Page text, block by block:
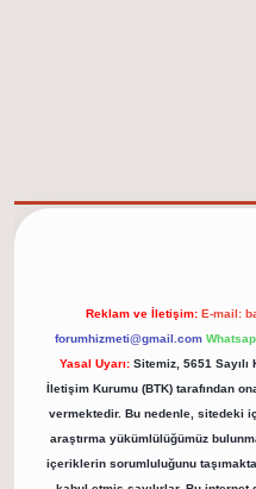
Reklam ve İletişim: E-mail:
forumhizmeti@gmail.com
Yasal Uyarı: Sitemiz, 5651
İletişim Kurumu (BTK) tarafından
vermektedir. Bu nedenle, sitedeki
araştırma yükümlülüğümüz
içeriklerin sorumluluğunu